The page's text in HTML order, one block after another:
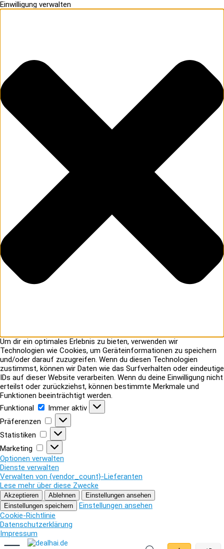
Einwilligung verwalten
Um dir ein optimales Erlebnis zu bieten, verwenden wir
Technologien wie Cookies, um Geräteinformationen zu speichern
und/oder darauf zuzugreifen. Wenn du diesen Technologien
zustimmst, können wir Daten wie das Surfverhalten oder eindeutige
IDs auf dieser Website verarbeiten. Wenn du deine Einwilligung nicht
erteilst oder zurückziehst, können bestimmte Merkmale und
Funktionen beeinträchtigt werden.
Funktional
Funktional
Immer aktiv
Präferenzen
Präferenzen
Statistiken
Statistiken
Marketing
Marketing
Optionen verwalten
Dienste verwalten
Verwalten von {vendor_count}-Lieferanten
Lese mehr über diese Zwecke
Akzeptieren Ablehnen
Einstellungen ansehen
Einstellungen speichern
Einstellungen ansehen
Cookie-Richtlinie
Datenschutzerklärung
Impressum